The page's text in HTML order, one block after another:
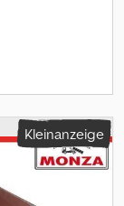
L-Profi *
und außen
Fotos
%
gerne eine
Kleinanzeige